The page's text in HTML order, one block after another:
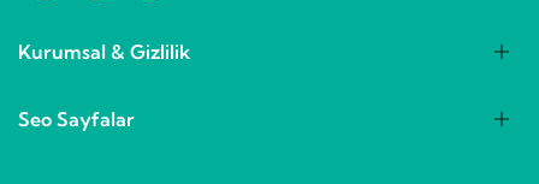
Kurumsal & Gizlilik
Seo Sayfalar